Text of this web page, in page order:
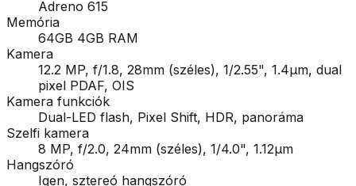
Adreno 615
Memória
64GB 4GB RAM
Kamera
12.2 MP, f/1.8, 28mm (széles), 1/2.55", 1.4µm, dual
pixel PDAF, OIS
Kamera funkciók
Dual-LED flash, Pixel Shift, HDR, panoráma
Szelfi kamera
8 MP, f/2.0, 24mm (széles), 1/4.0", 1.12µm
Hangszóró
Igen, sztereó hangszóró